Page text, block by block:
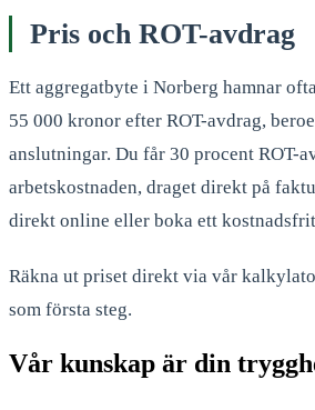
Pris och ROT-avdrag
Ett aggregatbyte i Norberg hamnar
55 000 kronor efter ROT-avdrag,
anslutningar. Du får 30 procent ROT-
arbetskostnaden, draget direkt på
direkt online eller boka ett
Räkna ut priset direkt via vår
som första steg.
Vår kunskap är din